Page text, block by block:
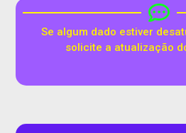
Se algum dado estiver
solicite a atualização